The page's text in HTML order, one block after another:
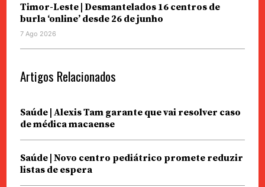
Timor-Leste | Desmantelados 16 centros de
burla ‘online’ desde 26 de junho
7 Ago 2026
Artigos Relacionados
Saúde | Alexis Tam garante que vai resolver caso
de médica macaense
Saúde | Novo centro pediátrico promete reduzir
listas de espera